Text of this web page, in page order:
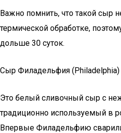
Важно помнить, что такой сыр
термической обработке,
дольше 30 суток.
Сыр Филадельфия (Philadelphia)
Это белый сливочный сыр с
традиционно используемый в
Впервые Филадельфию